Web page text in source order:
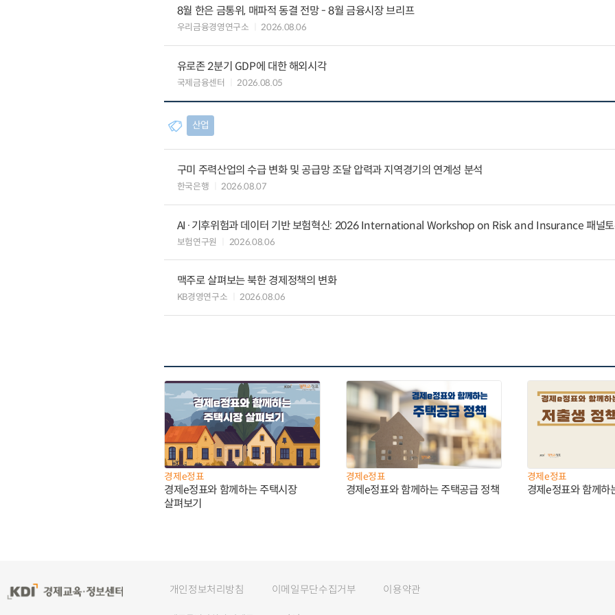
8월 한은 금통위, 매파적 동결 전망 - 8월 금융시장 브리프
우리금융경영연구소 2026.08.06
유로존 2분기 GDP에 대한 해외시각
국제금융센터 2026.08.05
산업
구미 주력산업의 수급 변화 및 공급망 조달 압력과 지역경기의 연계성 분석
한국은행 2026.08.07
AI·기후위험과 데이터 기반 보험혁신: 2026 International Workshop on Risk and Insurance 패널토
보험연구원 2026.08.06
맥주로 살펴보는 북한 경제정책의 변화
KB경영연구소 2026.08.06
경제e정표
경제e정표와 함께하는 주택시장
살펴보기
경제e정표
경제e정표와 함께하는 주택공급 정책
경제e정표
경제e정표와 함께하
개인정보처리방침 이메일무단수집거부 이용약관